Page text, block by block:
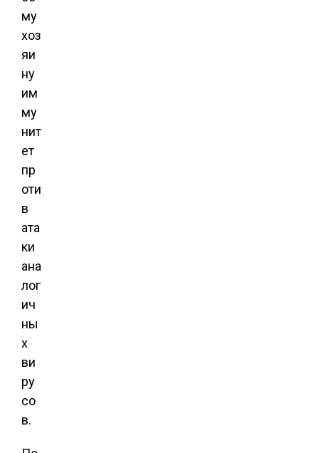
му
хоз
яи
ну
им
му
нит
ет
пр
оти
в
ата
ки
ана
лог
ич
ны
х
ви
ру
со
в.